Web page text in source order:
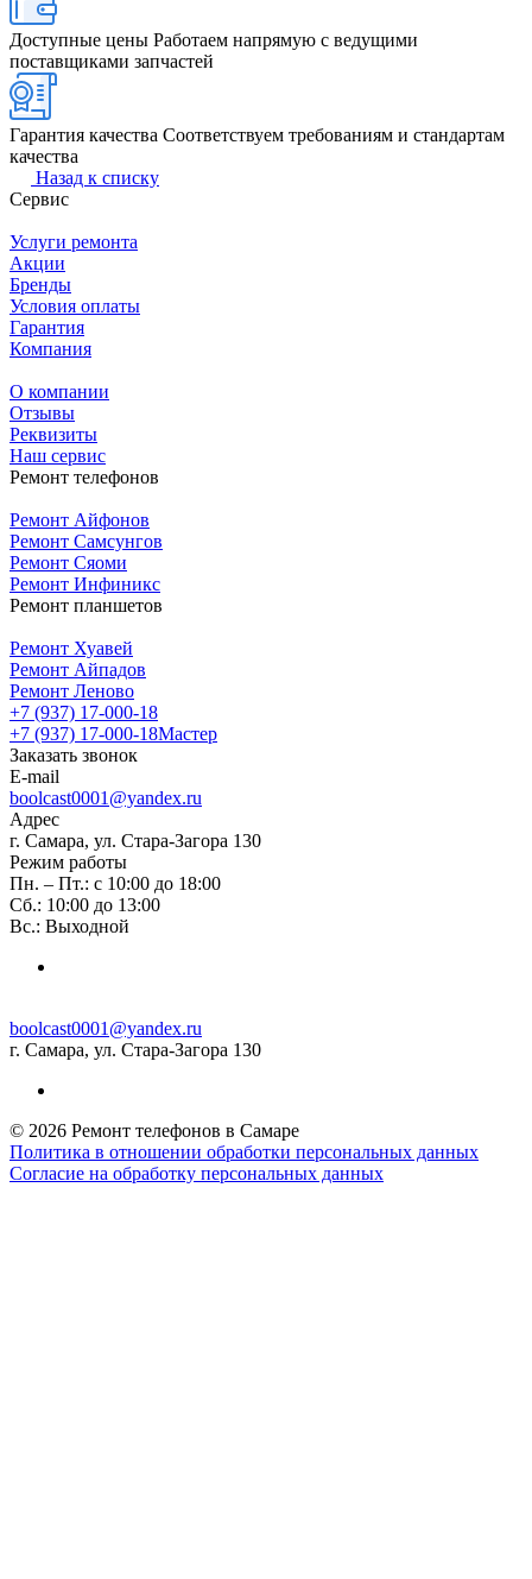
Доступные цены Работаем напрямую с ведущими
поставщиками запчастей
Гарантия качества Соответствуем требованиям и стандартам
качества
Назад к списку
Сервис
Услуги ремонта
Акции
Бренды
Условия оплаты
Гарантия
Компания
О компании
Отзывы
Реквизиты
Наш сервис
Ремонт телефонов
Ремонт Айфонов
Ремонт Самсунгов
Ремонт Сяоми
Ремонт Инфиникс
Ремонт планшетов
Ремонт Хуавей
Ремонт Айпадов
Ремонт Леново
+7 (937) 17-000-18
+7 (937) 17-000-18Мастер
Заказать звонок
E-mail
boolcast0001@yandex.ru
Адрес
г. Самара, ул. Стара-Загора 130
Режим работы
Пн. – Пт.: с 10:00 до 18:00
Сб.: 10:00 до 13:00
Вс.: Выходной
boolcast0001@yandex.ru
г. Самара, ул. Стара-Загора 130
© 2026 Ремонт телефонов в Самаре
Политика в отношении обработки персональных данных
Согласие на обработку персональных данных